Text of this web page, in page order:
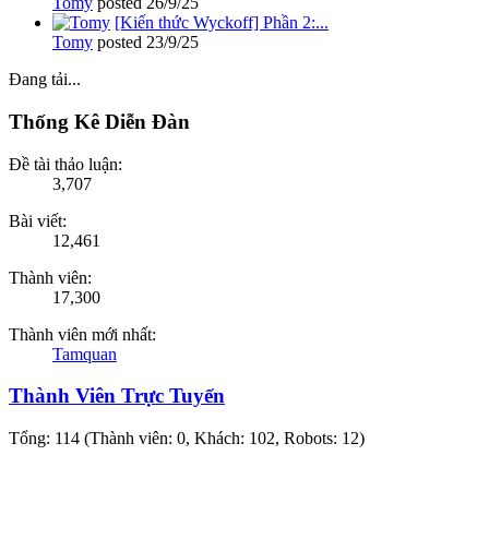
[Kiến thức Wyckoff] Phần 2:...
Tomy posted 23/9/25
Đang tải...
Thống Kê Diễn Đàn
Đề tài thảo luận:
3,707
Bài viết:
12,461
Thành viên:
17,300
Thành viên mới nhất:
Tamquan
Thành Viên Trực Tuyến
Tổng: 114 (Thành viên: 0, Khách: 102, Robots: 12)